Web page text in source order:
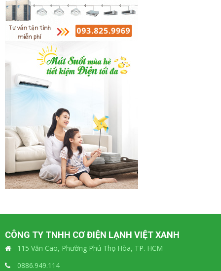
CÔNG TY TNHH CƠ ĐIỆN LẠNH VIỆT XANH
115 Văn Cao, Phường Phú Thọ Hòa, TP. HCM
0886.949.114